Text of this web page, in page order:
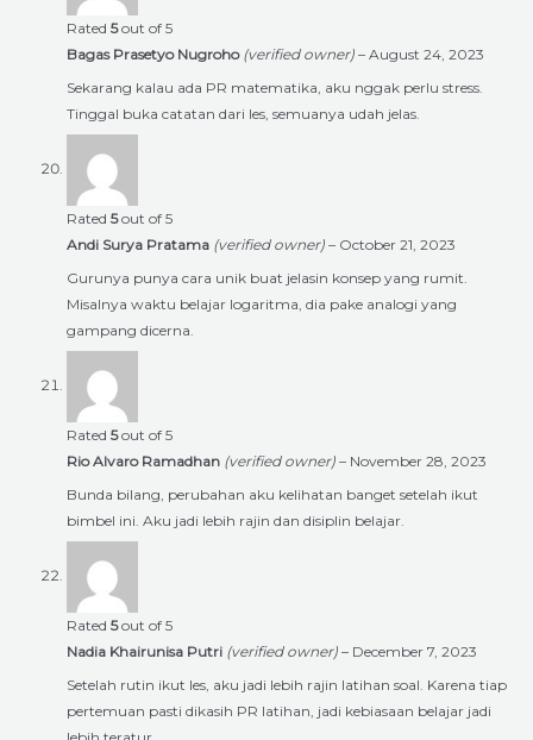
Rated 5out of 5
Bagas Prasetyo Nugroho (verified owner) – August 24, 2023
Sekarang kalau ada PR matematika, aku nggak perlu stress.
Tinggal buka catatan dari les, semuanya udah jelas.
Rated 5out of 5
Andi Surya Pratama (verified owner) – October 21, 2023
Gurunya punya cara unik buat jelasin konsep yang rumit.
Misalnya waktu belajar logaritma, dia pake analogi yang
gampang dicerna.
Rated 5out of 5
Rio Alvaro Ramadhan (verified owner) – November 28, 2023
Bunda bilang, perubahan aku kelihatan banget setelah ikut
bimbel ini. Aku jadi lebih rajin dan disiplin belajar.
Rated 5out of 5
Nadia Khairunisa Putri (verified owner) – December 7, 2023
Setelah rutin ikut les, aku jadi lebih rajin latihan soal. Karena tiap
pertemuan pasti dikasih PR latihan, jadi kebiasaan belajar jadi